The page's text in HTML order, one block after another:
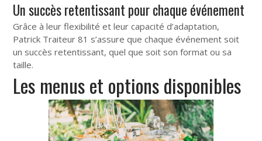
Un succès retentissant pour chaque événement
Grâce à leur flexibilité et leur capacité d’adaptation,
Patrick Traiteur 81 s’assure que chaque événement soit
un succès retentissant, quel que soit son format ou sa
taille.
Les menus et options disponibles